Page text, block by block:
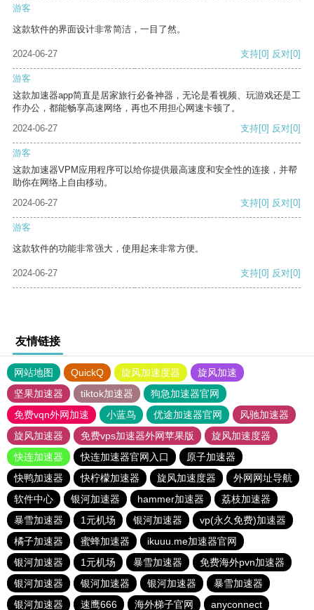
游客
这款软件的界面设计非常简洁，一目了然。
2024-06-27 支持[0] 反对[0]
游客
这款加速器app简直是居家旅行必备神器，无论是看视频、玩游戏还是工
作办公，都能畅享高速网络，再也不用担心网速卡顿了。
2024-06-27
支持[0] 反对[0]
游客
这款加速器VPM应用程序可以给你提供最高速度和安全性的连接，并帮
助你在网络上自由移动。
2024-06-27
支持[0] 反对[0]
游客
这款软件的功能非常强大，使用起来非常方便。
2024-06-27 支持[0] 反对[0]
友情链接
网站地图 QuickQ 旋风加速度器
旋风加速
坚果加速器
tiktok加速器
狗急加速器官网
免费vqn外网加速
小蓝鸟 优途加速器官网
风驰加速器
旋风加速器
免费vps加速器外网苹果版
旋风加速度器
快连加速器
快连加速器官网入口
原子加速器
快鸭加速器
快柠檬加速器 旋风加速度器
外网网址导航
软件中心
银河加速器 hammer加速器
荔枝加速器
暴雪加速器
1元机场 银河加速器
vp(永久免费)加速器
橘子加速器
蜜蜂加速器
ikuuu.me加速器官网
银河加速器
1元机场 暴雪加速器
免费海外pvn加速器
银河加速器
银河加速器 银河加速器
暴雪加速器
银河加速器
速鹰666 海外梯子官网 anyconnect